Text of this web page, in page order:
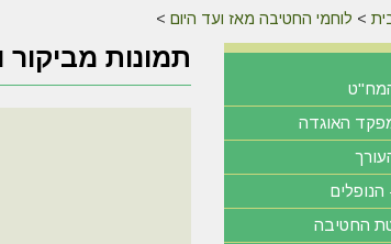
> לוחמי החטיבה מאז ועד היום >
תמונות מביקור
האוגדה
הנופלים
החטיבה